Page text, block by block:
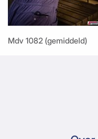
Mdv 1082 (gemiddeld)